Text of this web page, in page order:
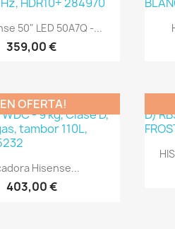
Vista rápida
50" LED 50A7Q -...
359,00 €
Vista rápida
Hisense...
403,00 €
OFERTA!